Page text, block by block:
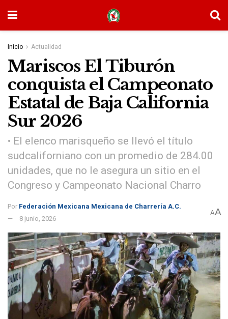
Inicio Actualidad
Mariscos El Tiburón
conquista el Campeonato
Estatal de Baja California
Sur 2026
• El elenco marisqueño se llevó el título
sudcaliforniano con un promedio de 284.00
unidades, que no le asegura un sitio en el
Congreso y Campeonato Nacional Charro
Por Federación Mexicana Mexicana de Charrería A.C.
8 junio, 2026
AA